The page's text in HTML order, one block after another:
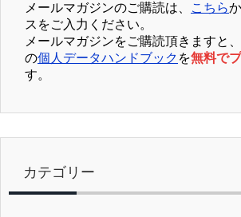
メールマガジンのご購読は、 こちら
スをご入力ください。
メールマガジンをご購読頂きますと
の個人データハンドブック を無料で
す。
カテゴリー